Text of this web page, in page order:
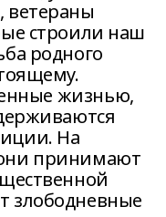
ветераны
строили наш
родного
жизнью,
На
принимают
злободневные